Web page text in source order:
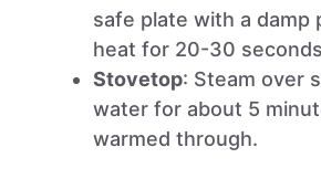
safe plate with a damp
heat for 20-30
Stovetop: Steam over
water for about 5
warmed through.